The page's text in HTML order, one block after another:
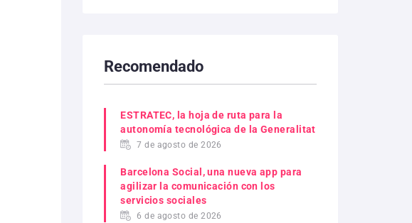
Recomendado
ESTRATEC, la hoja de ruta para la
autonomía tecnológica de la Generalitat
7 de agosto de 2026
Barcelona Social, una nueva app para
agilizar la comunicación con los
servicios sociales
6 de agosto de 2026